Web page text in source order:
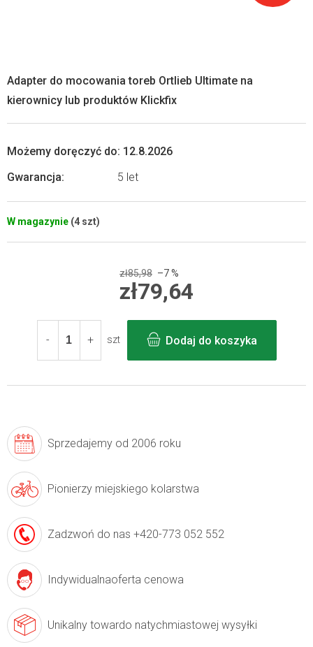
W magazynie (4 szt)
Możemy doręczyć do: 12.8.2026
Gwarancja: 5 let
Adapter do mocowania toreb Ortlieb Ultimate na
kierownicy lub produktów Klickfix
zł85,98 –7 %
zł79,64
jednostkowa:
szt
Dodaj do koszyka
Sprzedajemy od 2006 roku
Pionierzy miejskiego kolarstwa
Zadzwoń do nas +420-773 052 552
Indywidualnaoferta cenowa
Unikalny towardo natychmiastowej wysyłki